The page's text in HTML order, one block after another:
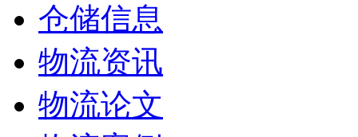
仓储信息
物流资讯
物流论文